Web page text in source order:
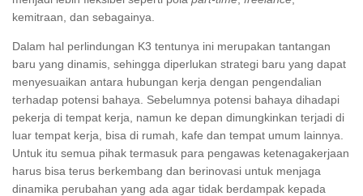
kemitraan, dan sebagainya.
Dalam hal perlindungan K3 tentunya ini merupakan tantangan
baru yang dinamis, sehingga diperlukan strategi baru yang dapat
menyesuaikan antara hubungan kerja dengan pengendalian
terhadap potensi bahaya. Sebelumnya potensi bahaya dihadapi
pekerja di tempat kerja, namun ke depan dimungkinkan terjadi di
luar tempat kerja, bisa di rumah, kafe dan tempat umum lainnya.
Untuk itu semua pihak termasuk para pengawas ketenagakerjaan
harus bisa terus berkembang dan berinovasi untuk menjaga
dinamika perubahan yang ada agar tidak berdampak kepada